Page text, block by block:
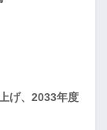
げ、2033年度